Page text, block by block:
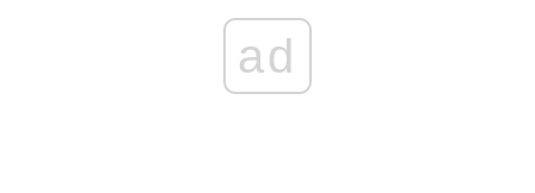
ad